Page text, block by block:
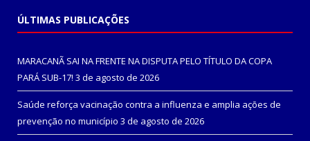
ÚLTIMAS PUBLICAÇÕES
MARACANÃ SAI NA FRENTE NA DISPUTA PELO TÍTULO DA COPA
PARÁ SUB-17! 3 de agosto de 2026
Saúde reforça vacinação contra a influenza e amplia ações de
prevenção no município 3 de agosto de 2026